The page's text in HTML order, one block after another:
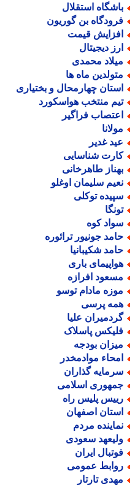
استقلال
بن گوریون
قیمت
دیجیتال
محمدی
ماه ها
چهارمحال و بختیاری
منتخب هواسکورد
فراگیر
غدیر
شناسایی
طاهرخانی
سلیمان اوغلو
توکلی
کوه
جونیور ترائوره
شکیبانیا
باری
افرازه
مادام توسو
پرسی
علیا
پاسلاک
بودجه
موادمخدر
گذاران
اسلامی
پلیس راه
اصفهان
مردم
سعودی
ایران
عمومی
تارتار